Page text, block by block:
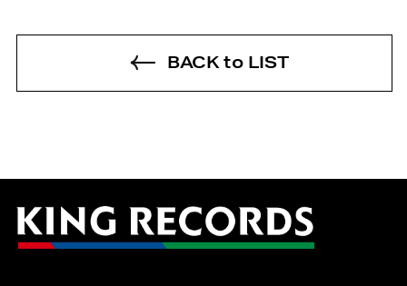
BACK to LIST